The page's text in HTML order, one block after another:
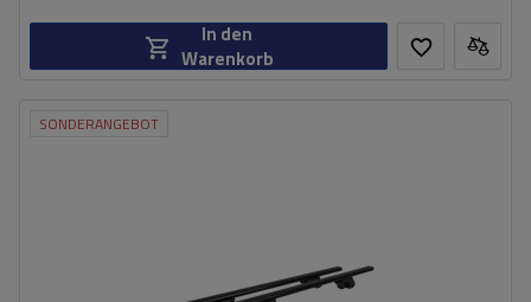
In den
Warenkorb
SONDERANGEBOT